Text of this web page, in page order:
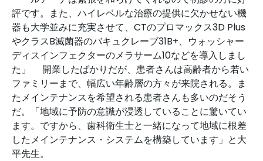
評です。また、ハイレベルな治療の提供に欠かせない機
器も大学並みに充実させて、CTのプロマックス3D Plus
やクラスB滅菌器のバキュクレーブ31B+、ウォッシャー
ディスインフェクターのメラサーム10などを導入しまし
た」 開業したばかりだが、患者さんは高齢者から若い
ファミリーまで、幅広い年齢層の方々が来院される。ま
たメインテナンスを希望される患者さんも多いのだそう
だ。「地域に予防の意識が浸透していることに驚いてい
ます。ですから、歯科衛生士と一緒になって地域に根差
したメインテナンス・システムを構築しています」と大
平先生。